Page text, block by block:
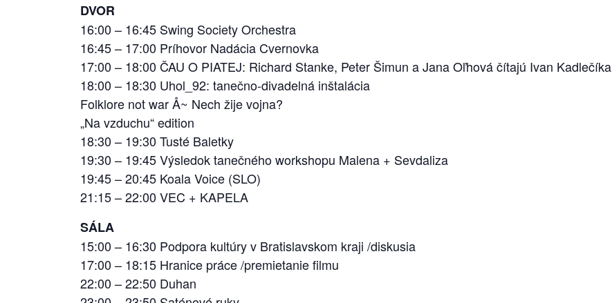
DVOR
16:00 – 16:45 Swing Society Orchestra
16:45 – 17:00 Príhovor Nadácia Cvernovka
17:00 – 18:00 ČAU O PIATEJ: Richard Stanke, Peter Šimun a Jana Oľhová čítajú Ivan Kadlečíka
18:00 – 18:30 Uhol_92: tanečno-divadelná inštalácia
Folklore not war Å~ Nech žije vojna?
„Na vzduchu“ edition
18:30 – 19:30 Tusté Baletky
19:30 – 19:45 Výsledok tanečného workshopu Malena + Sevdaliza
19:45 – 20:45 Koala Voice (SLO)
21:15 – 22:00 VEC + KAPELA
SÁLA
15:00 – 16:30 Podpora kultúry v Bratislavskom kraji /diskusia
17:00 – 18:15 Hranice práce /premietanie filmu
22:00 – 22:50 Duhan